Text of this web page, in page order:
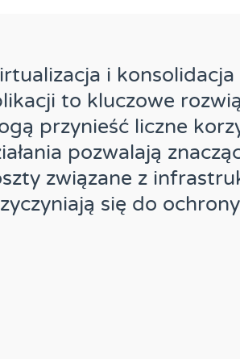
i
to kluczowe
przynieść liczne
pozwalają
związane z
się do